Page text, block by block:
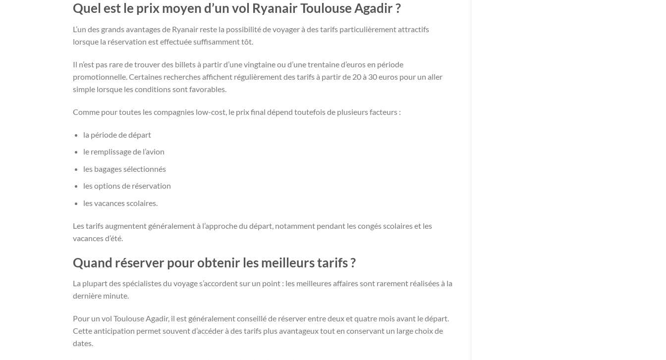
Quel est le prix moyen d’un vol Ryanair Toulouse Agadir ?
L’un des grands avantages de Ryanair reste la possibilité de voyager à des tarifs particulièrement attractifs
lorsque la réservation est effectuée suffisamment tôt.
Il n’est pas rare de trouver des billets à partir d’une vingtaine ou d’une trentaine d’euros en période
promotionnelle. Certaines recherches affichent régulièrement des tarifs à partir de 20 à 30 euros pour un aller
simple lorsque les conditions sont favorables.
Comme pour toutes les compagnies low-cost, le prix final dépend toutefois de plusieurs facteurs :
la période de départ
le remplissage de l’avion
les bagages sélectionnés
les options de réservation
les vacances scolaires.
Les tarifs augmentent généralement à l’approche du départ, notamment pendant les congés scolaires et les
vacances d’été.
Quand réserver pour obtenir les meilleurs tarifs ?
La plupart des spécialistes du voyage s’accordent sur un point : les meilleures affaires sont rarement réalisées à la
dernière minute.
Pour un vol Toulouse Agadir, il est généralement conseillé de réserver entre deux et quatre mois avant le départ.
Cette anticipation permet souvent d’accéder à des tarifs plus avantageux tout en conservant un large choix de
dates.